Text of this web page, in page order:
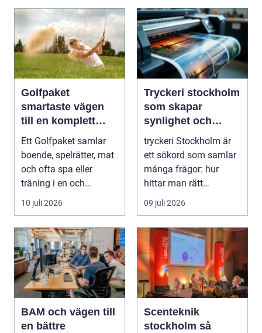
Golfpaket
smartaste vägen
till en komplett
golfupplevelse
Ett Golfpaket samlar
boende, spelrätter, mat
och ofta spa eller
träning i en och
samma bokning. För ...
10 juli 2026
Tryckeri stockholm
som skapar
synlighet och
förtroende
tryckeri Stockholm är
ett sökord som samlar
många frågor: hur
hittar man rätt
leverantör, vad skilje...
09 juli 2026
BAM och vägen till
en bättre
Scenteknik
stockholm så